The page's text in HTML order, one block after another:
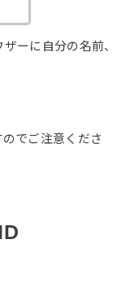
ーに自分の名前、
でご注意くださ